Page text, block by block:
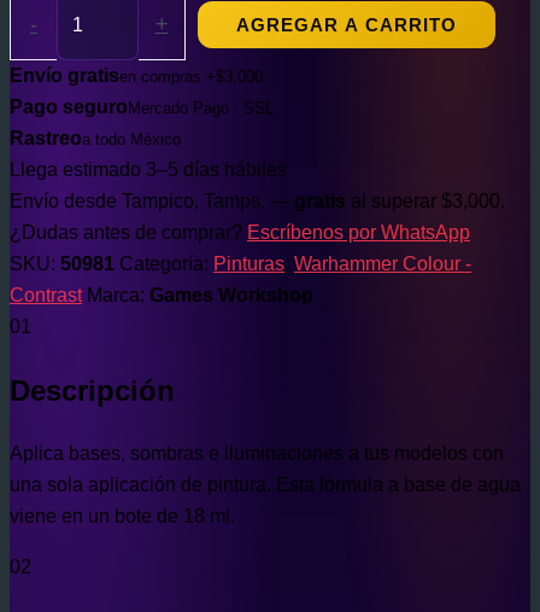
- + AGREGAR A CARRITO
Envío gratisen compras +$3,000
Pago seguroMercado Pago · SSL
Rastreoa todo México
Llega estimado 3–5 días hábiles
Envío desde Tampico, Tamps. — gratis al superar $3,000.
¿Dudas antes de comprar? Escríbenos por WhatsApp
SKU: 50981 Categoría: Pinturas, Warhammer Colour -
Contrast Marca: Games Workshop
01
Descripción
Aplica bases, sombras e iluminaciones a tus modelos con
una sola aplicación de pintura. Esta fórmula a base de agua
viene en un bote de 18 ml.
02